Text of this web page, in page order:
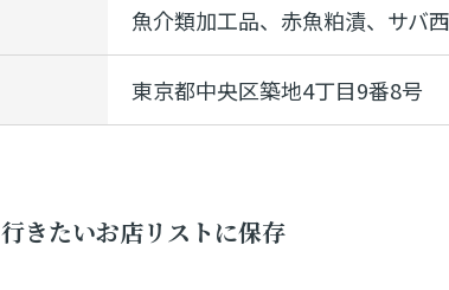
魚介類加工品、赤魚粕漬、サバ
東京都中央区築地4丁目9番8号
行きたいお店リストに保存